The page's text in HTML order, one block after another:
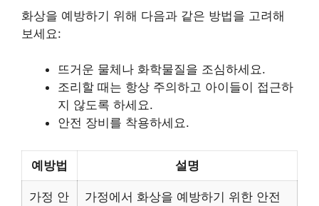
화상을 예방하기 위해 다음과 같은 방법을 고려해
보세요:
뜨거운 물체나 화학물질을 조심하세요.
조리할 때는 항상 주의하고 아이들이 접근하
지 않도록 하세요.
안전 장비를 착용하세요.
예방법 설명
가정 안
가정에서 화상을 예방하기 위한 안전